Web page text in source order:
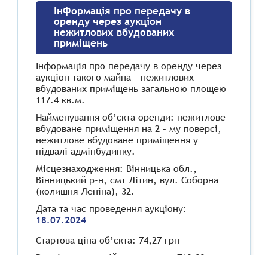
Інформація про передачу в
оренду через аукціон
нежитлових вбудованих
приміщень
Інформація про передачу в оренду через
аукціон такого майна – нежитлових
вбудованих приміщень загальною площею
117.4 кв.м.
Найменування об’єкта оренди: нежитлове
вбудоване приміщення на 2 – му поверсі,
нежитлове вбудоване приміщення у
підвалі адмінбудинку.
Місцезнаходження: Вінницька обл.,
Вінницький р-н, смт Літин, вул. Соборна
(колишня Леніна), 32.
Дата та час проведення аукціону:
18.07.2024
Стартова ціна об’єкта: 74,27 грн